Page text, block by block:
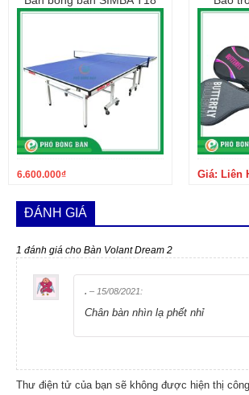
6.600.000₫ Giá: Liên
ĐÁNH GIÁ
1 đánh giá cho Bàn Volant Dream 2
. – 15/08/2021:
Chân bàn nhìn lạ phết nhỉ
Thư điện tử của bạn sẽ không được hiện thị